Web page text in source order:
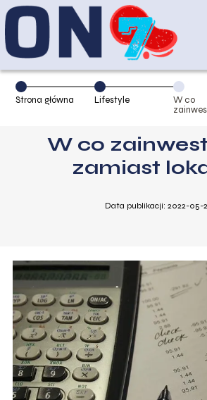
Strona główna Lifestyle
W co
W co
zamiast
Data publikacji: 2022-05-